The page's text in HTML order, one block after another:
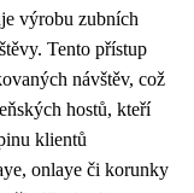
výrobu zubních
Tento přístup
návštěv, což
hostů, kteří
klientů
onlaye či korunky